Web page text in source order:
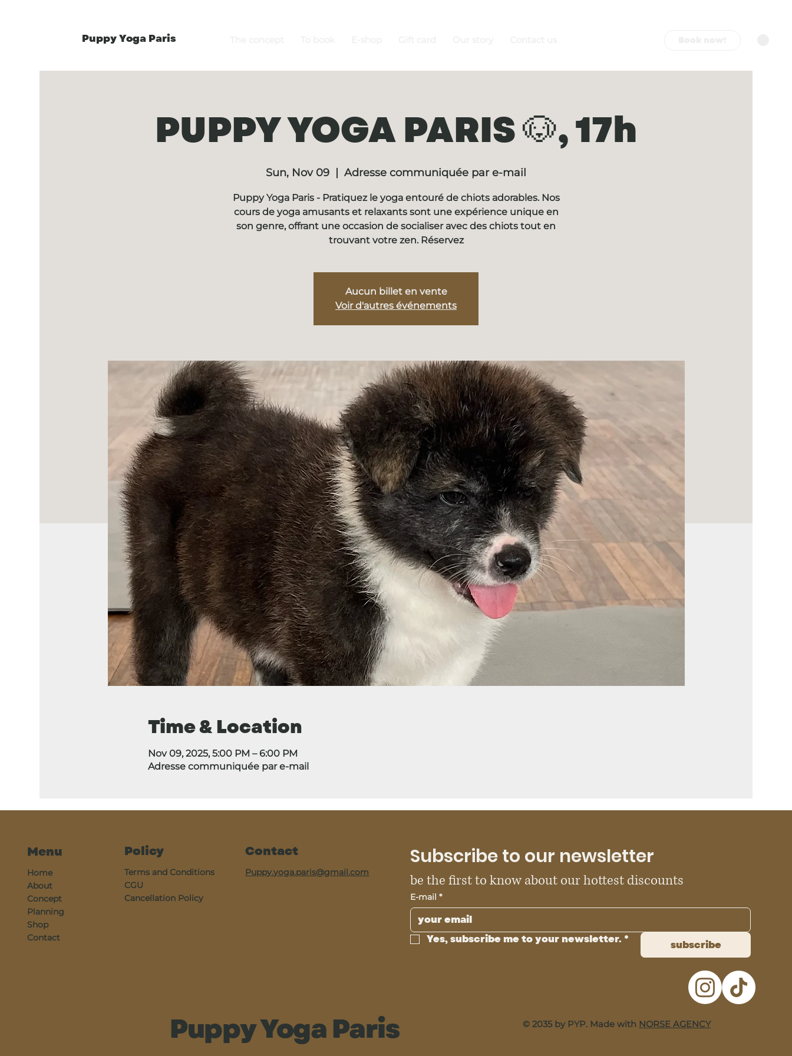
Puppy Yoga Paris
PUPPY YOGA PARIS 🐶, 17h
Sun, Nov 09 Adresse communiquée par e-mail
Puppy Yoga Paris - Pratiquez le yoga entouré de chiots adorables. Nos
cours de yoga amusants et relaxants sont une expérience unique en
son genre, offrant une occasion de socialiser avec des chiots tout en
trouvant votre zen. Réservez
Aucun billet en vente
Voir d'autres événements
Time & Location
Nov 09, 2025, 5:00 PM – 6:00 PM
Adresse communiquée par e-mail
Menu
Home
About
Concept
Planning
Shop
Contact
Policy
Terms and Conditions
CGU
Cancellation Policy
Contact
Puppy.yoga.paris@gmail.com
Subscribe to our newsletter
be the first to know about our hottest discounts
E-mail *
Yes, subscribe me to your newsletter. * subscribe
Puppy Yoga Paris © 2035 by PYP. Made with NORSE AGENCY